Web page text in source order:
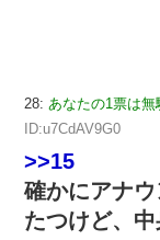
28: あなたの1票は無
ID:u7CdAV9G0
>>15
確かにアナ
たつけど、中